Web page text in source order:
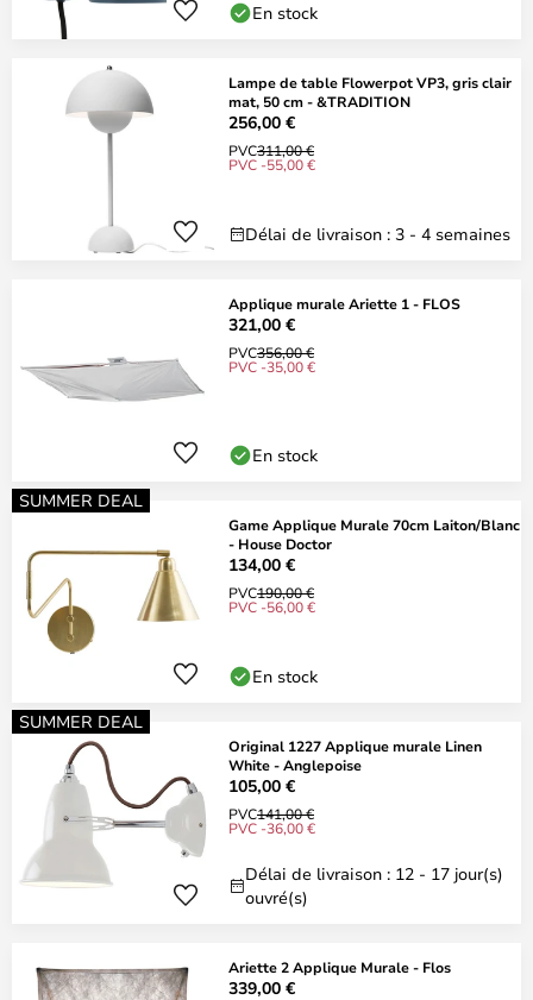
En stock
Lampe de table Flowerpot VP3, gris clair
mat, 50 cm - &TRADITION
256,00 €
PVC311,00 €
PVC -55,00 €
Délai de livraison : 3 - 4 semaines
Applique murale Ariette 1 - FLOS
321,00 €
PVC356,00 €
PVC -35,00 €
En stock
SUMMER DEAL
Game Applique Murale 70cm Laiton/Blanc
- House Doctor
134,00 €
PVC190,00 €
PVC -56,00 €
En stock
SUMMER DEAL
Original 1227 Applique murale Linen
White - Anglepoise
105,00 €
PVC141,00 €
PVC -36,00 €
Délai de livraison : 12 - 17 jour(s)
ouvré(s)
Ariette 2 Applique Murale - Flos
339,00 €